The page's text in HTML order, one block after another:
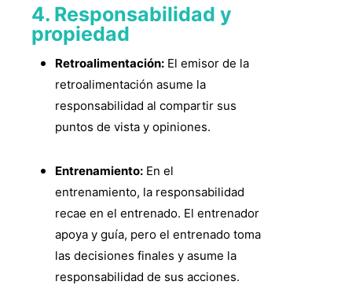
4. Responsabilidad y
propiedad
Retroalimentación: El emisor de la
retroalimentación asume la
responsabilidad al compartir sus
puntos de vista y opiniones.
Entrenamiento: En el
entrenamiento, la responsabilidad
recae en el entrenado. El entrenador
apoya y guía, pero el entrenado toma
las decisiones finales y asume la
responsabilidad de sus acciones.